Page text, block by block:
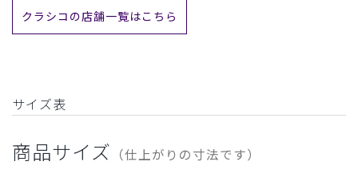
クラシコの店舗一覧はこちら
サイズ表
商品サイズ （仕上がりの寸法です）